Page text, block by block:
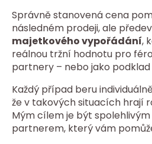
Správně stanovená cena
následném prodeji, ale
majetkového vypořádání,
reálnou tržní hodnotu pro
partnery – nebo jako
Každý případ beru
že v takových situacích hrají
Mým cílem je být
partnerem, který vám